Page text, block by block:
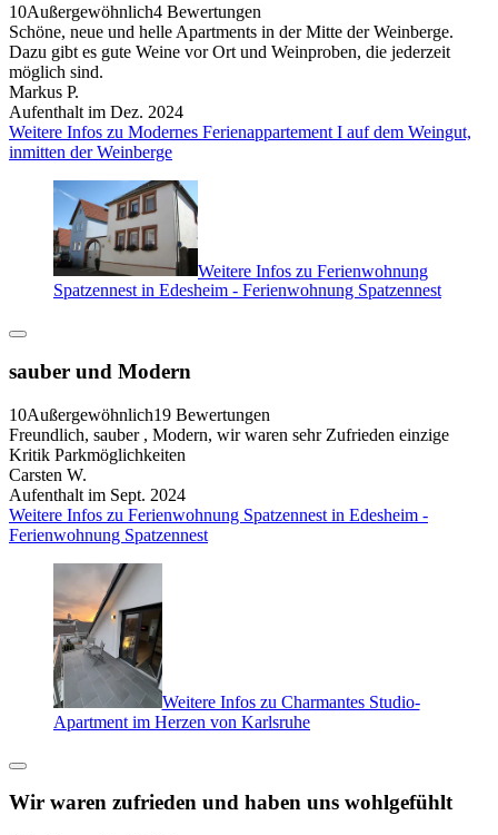
10Außergewöhnlich4 Bewertungen
Schöne, neue und helle Apartments in der Mitte der Weinberge.
Dazu gibt es gute Weine vor Ort und Weinproben, die jederzeit
möglich sind.
Markus P.
Aufenthalt im Dez. 2024
Weitere Infos zu Modernes Ferienappartement I auf dem Weingut,
inmitten der Weinberge
Weitere Infos zu Ferienwohnung
Spatzennest in Edesheim - Ferienwohnung Spatzennest
sauber und Modern
10Außergewöhnlich19 Bewertungen
Freundlich, sauber , Modern, wir waren sehr Zufrieden einzige
Kritik Parkmöglichkeiten
Carsten W.
Aufenthalt im Sept. 2024
Weitere Infos zu Ferienwohnung Spatzennest in Edesheim -
Ferienwohnung Spatzennest
Weitere Infos zu Charmantes Studio-
Apartment im Herzen von Karlsruhe
Wir waren zufrieden und haben uns wohlgefühlt